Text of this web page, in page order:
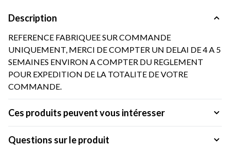
Description
REFERENCE FABRIQUEE SUR COMMANDE
UNIQUEMENT, MERCI DE COMPTER UN DELAI DE 4 A 5
SEMAINES ENVIRON A COMPTER DU REGLEMENT
POUR EXPEDITION DE LA TOTALITE DE VOTRE
COMMANDE.
Ces produits peuvent vous intéresser
Questions sur le produit